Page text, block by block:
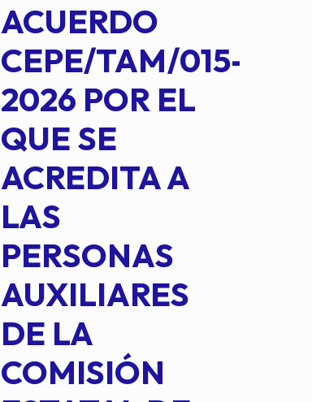
ACUERDO
CEPE/TAM/015-
2026 POR EL
QUE SE
ACREDITA A
LAS
PERSONAS
AUXILIARES
DE LA
COMISIÓN